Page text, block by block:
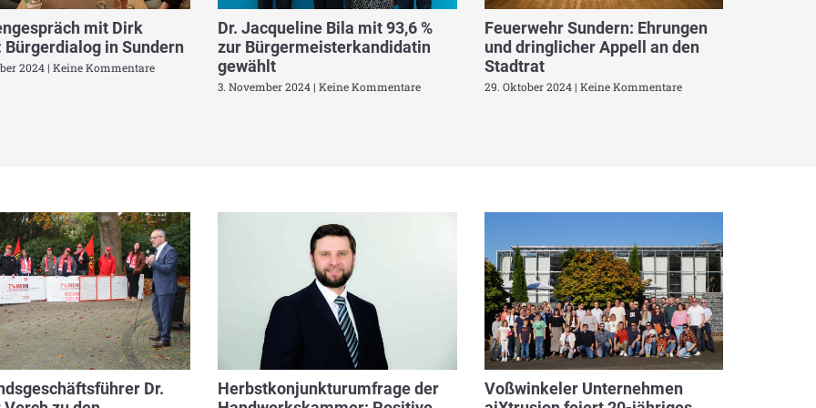
mit Dirk
Bürgerdialog in Sundern
2024 Keine Kommentare
Dr. Jacqueline Bila mit 93,6 %
zur Bürgermeisterkandidatin
gewählt
3. November 2024 Keine Kommentare
Feuerwehr Sundern: Ehrungen
und dringlicher Appell an den
Stadtrat
29. Oktober 2024 Keine Kommentare
Dr.
Herbstkonjunkturumfrage der
Voßwinkeler Unternehmen